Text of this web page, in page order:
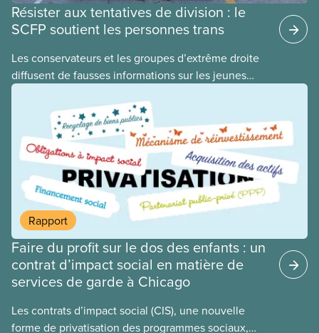
Résister aux tentatives de division : le
SCFP soutient les personnes trans
​Les conservateurs et les groupes d’extrême droite
diffusent de fausses informations sur les jeunes
2ELGBTQI+ dans l’espoir de semer la discorde dans
nos rangs. En ciblant les jeunes trans, ils cherchent
à détourner l’attention de leurs politiques
antiouvrières et alimentent la haine envers les
personnes vulnérables à des fins politiques. Les
gouvernements de droite sont gagnants lorsque la
division règne, lorsque les travailleuses et
travailleurs n’unissent pas leurs voix contre les
coupes dans les services publics, la crise du coût
de la vie ou tout autre problème.
Rapport
Faire du profit sur le dos des enfants : un
contrat d’impact social en matière de
services de garde à Chicago
Les contrats d’impact social (CIS), une nouvelle
forme de privatisation des programmes sociaux,